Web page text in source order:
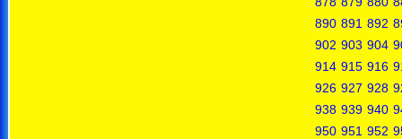
890 891 892
902 903 904
914 915 916
926 927 928
938 939 940
950 951 952